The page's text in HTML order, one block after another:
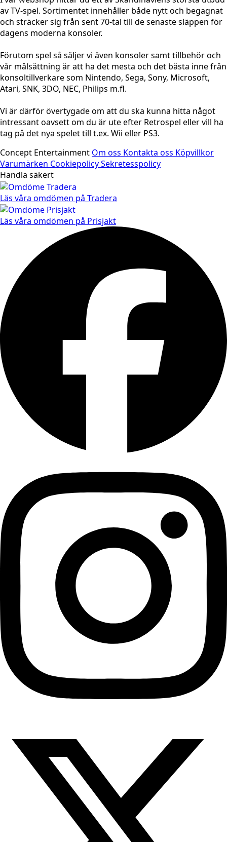
av TV-spel. Sortimentet innehåller både nytt och begagnat
och sträcker sig från sent 70-tal till de senaste släppen för
dagens moderna konsoler.
Förutom spel så säljer vi även konsoler samt tillbehör och
vår målsättning är att ha det mesta och det bästa inne från
konsoltillverkare som Nintendo, Sega, Sony, Microsoft,
Atari, SNK, 3DO, NEC, Philips m.fl.
Vi är därför övertygade om att du ska kunna hitta något
intressant oavsett om du är ute efter Retrospel eller vill ha
tag på det nya spelet till t.ex. Wii eller PS3.
Concept Entertainment Om oss Kontakta oss Köpvillkor
Varumärken CookiepolicySekretesspolicy
Handla säkert
Läs våra omdömen på Tradera
Läs våra omdömen på Prisjakt